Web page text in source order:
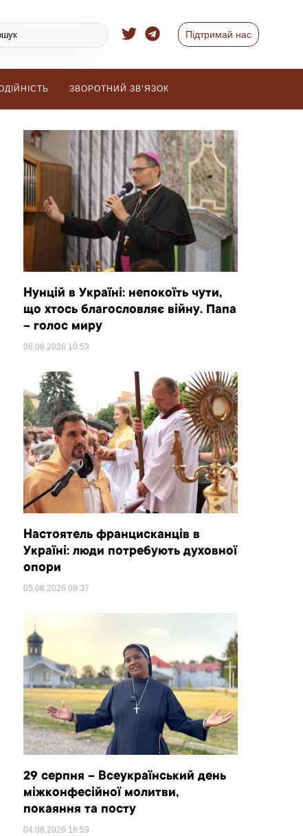
Підтримай нас
ЗВОРОТНИЙ ЗВ’ЯЗОК
Нунцій в Україні: непокоїть чути,
що хтось благословляє війну. Папа
– голос миру
06.08.2026 10:53
Настоятель францисканців в
Україні: люди потребують духовної
опори
05.08.2026 09:37
29 серпня – Всеукраїнський день
міжконфесійної молитви,
покаяння та посту
04.08.2026 16:59